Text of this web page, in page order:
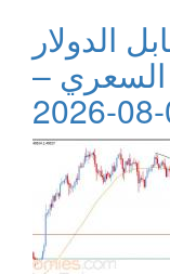
الدولار
السعري –